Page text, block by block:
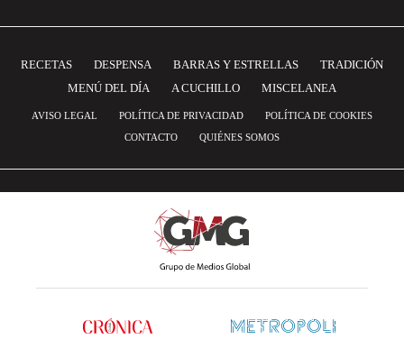
RECETAS DESPENSA BARRAS Y ESTRELLAS
TRADICIÓN
MENÚ DEL DÍA
A CUCHILLO MISCELANEA
AVISO LEGAL POLÍTICA DE PRIVACIDAD
POLÍTICA DE COOKIES
CONTACTO
QUIÉNES SOMOS